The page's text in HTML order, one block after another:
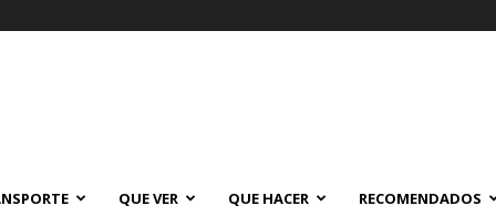
QUE VER QUE HACER RECOMENDADOS